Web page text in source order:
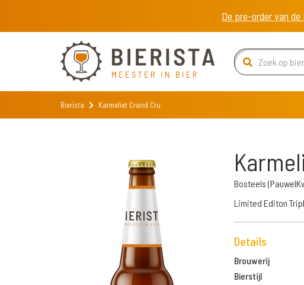
De pre-order van
Bierista Karmeliet Crand Cru
Bosteels
Limited Editon
Details
Brouwerij
Bierstijl